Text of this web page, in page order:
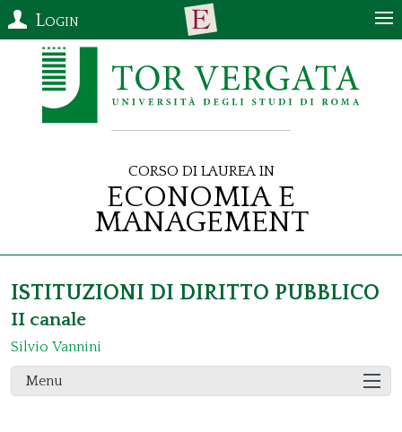
Login
Corso di Laurea in
Economia e
Management
ISTITUZIONI DI DIRITTO PUBBLICO
II canale
Silvio Vannini
Menu